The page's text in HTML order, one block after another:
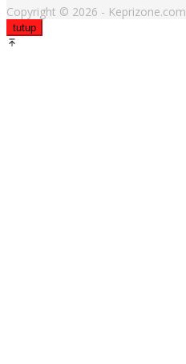
Copyright © 2026 - Keprizone.com
tutup